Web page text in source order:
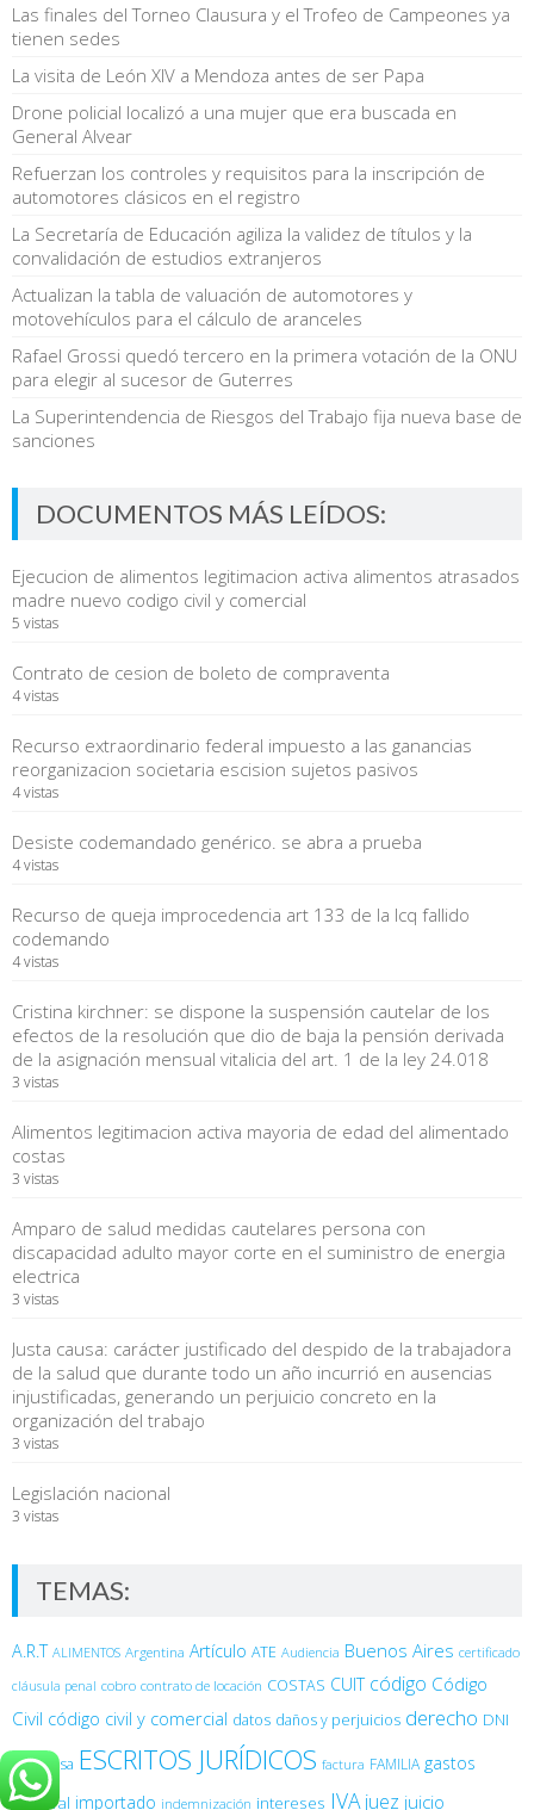
Las finales del Torneo Clausura y el Trofeo de Campeones ya
tienen sedes
La visita de León XIV a Mendoza antes de ser Papa
Drone policial localizó a una mujer que era buscada en
General Alvear
Refuerzan los controles y requisitos para la inscripción de
automotores clásicos en el registro
La Secretaría de Educación agiliza la validez de títulos y la
convalidación de estudios extranjeros
Actualizan la tabla de valuación de automotores y
motovehículos para el cálculo de aranceles
Rafael Grossi quedó tercero en la primera votación de la ONU
para elegir al sucesor de Guterres
La Superintendencia de Riesgos del Trabajo fija nueva base de
sanciones
DOCUMENTOS MÁS LEÍDOS:
Ejecucion de alimentos legitimacion activa alimentos atrasados
madre nuevo codigo civil y comercial
5 vistas
Contrato de cesion de boleto de compraventa
4 vistas
Recurso extraordinario federal impuesto a las ganancias
reorganizacion societaria escision sujetos pasivos
4 vistas
Desiste codemandado genérico. se abra a prueba
4 vistas
Recurso de queja improcedencia art 133 de la lcq fallido
codemando
4 vistas
Cristina kirchner: se dispone la suspensión cautelar de los
efectos de la resolución que dio de baja la pensión derivada
de la asignación mensual vitalicia del art. 1 de la ley 24.018
3 vistas
Alimentos legitimacion activa mayoria de edad del alimentado
costas
3 vistas
Amparo de salud medidas cautelares persona con
discapacidad adulto mayor corte en el suministro de energia
electrica
3 vistas
Justa causa: carácter justificado del despido de la trabajadora
de la salud que durante todo un año incurrió en ausencias
injustificadas, generando un perjuicio concreto en la
organización del trabajo
3 vistas
Legislación nacional
3 vistas
TEMAS:
A.R.T ALIMENTOS Argentina Artículo ATE Audiencia Buenos Aires certificado
cláusula penal cobro contrato de locación COSTAS CUIT código Código
Civil código civil y comercial datos daños y perjuicios derecho DNI
empresa ESCRITOS JURÍDICOS factura FAMILIA gastos
General importado indemnización intereses IVA juez juicio